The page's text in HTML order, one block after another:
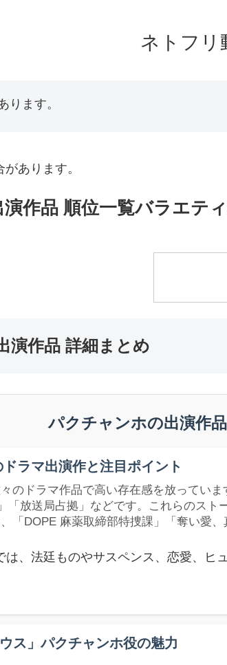
ネトフリ
ります。
あります。
作品 順位一覧バラエテ
演作品 詳細まとめ
パクチャンホの出演作
ラマ出演作と注目ポイント
のドラマ作品で高い存在感を放ってい
「放送局占拠」などです。これらのス
「DOPE 麻薬取締部特捜課」「奪い愛
は、法廷ものやサスペンス、恋愛、ヒ
ウス」パクチャンホ役の魅力